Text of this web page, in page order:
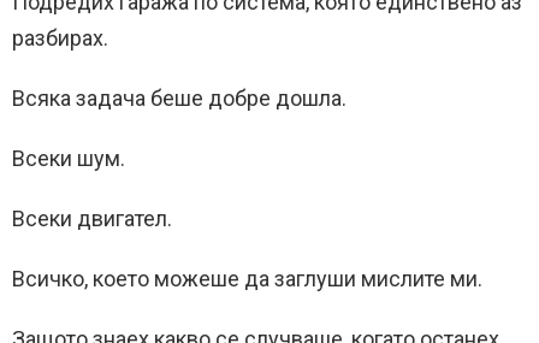
разбирах.
Всяка задача беше добре дошла.
Всеки шум.
Всеки двигател.
Всичко, което можеше да заглуши мислите ми.